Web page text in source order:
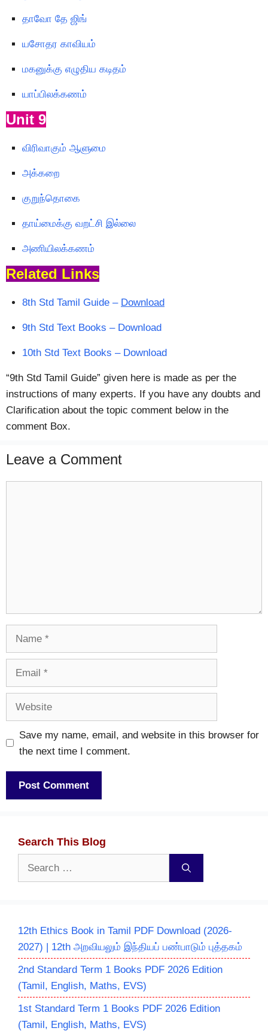
தாவோ தே ஜிங்
யசோதர காவியம்
மகனுக்கு எழுதிய கடிதம்
யாப்பிலக்கணம்
Unit 9
விரிவாகும் ஆளுமை
அக்கறை
குறுந்தொகை
தாய்மைக்கு வறட்சி இல்லை
அணியிலக்கணம்
Related Links
8th Std Tamil Guide – Download
9th Std Text Books – Download
10th Std Text Books – Download
“9th Std Tamil Guide” given here is made as per the
instructions of many experts. If you have any doubts and
Clarification about the topic comment below in the
comment Box.
Leave a Comment
Name
Email
Website
Save my name, email, and website in this browser for
the next time I comment.
Search This Blog
Search
12th Ethics Book in Tamil PDF Download (2026-
2027) | 12th அறவியலும் இந்தியப் பண்பாடும் புத்தகம்
2nd Standard Term 1 Books PDF 2026 Edition
(Tamil, English, Maths, EVS)
1st Standard Term 1 Books PDF 2026 Edition
(Tamil, English, Maths, EVS)